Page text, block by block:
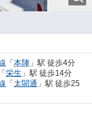
「 本陣」駅 徒歩4分
「 栄生 」駅 徒歩14分
「 太閤通 」駅 徒歩25